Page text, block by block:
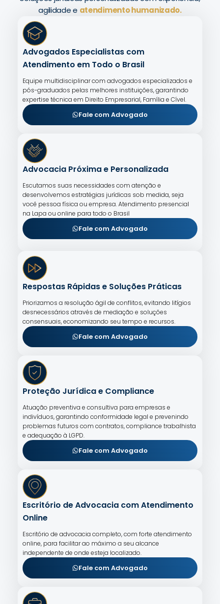
agilidade e atendimento humanizado.
Advogados Especialistas com
Atendimento em Todo o Brasil
Equipe multidisciplinar com advogados especializados e
pós-graduados pelas melhores instituições, garantindo
expertise técnica em Direito Empresarial, Família e Cível.
Fale com Advogado
Advocacia Próxima e Personalizada
Escutamos suas necessidades com atenção e
desenvolvemos estratégias jurídicas sob medida, seja
você pessoa física ou empresa. Atendimento presencial
na Lapa ou online para todo o Brasil
Fale com Advogado
Respostas Rápidas e Soluções Práticas
Priorizamos a resolução ágil de conflitos, evitando litígios
desnecessários através de mediação e soluções
consensuais, economizando seu tempo e recursos.
Fale com Advogado
Proteção Jurídica e Compliance
Atuação preventiva e consultiva para empresas e
indivíduos, garantindo conformidade legal e prevenindo
problemas futuros com contratos, compliance trabalhista
e adequação à LGPD.
Fale com Advogado
Escritório de Advocacia com Atendimento
Online
Escritório de advocacia completo, com forte atendimento
online, para facilitar ao máximo a seu alcance
independente de onde esteja localizado.
Fale com Advogado